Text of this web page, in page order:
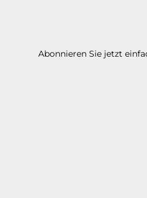
Abonnieren Sie jetzt